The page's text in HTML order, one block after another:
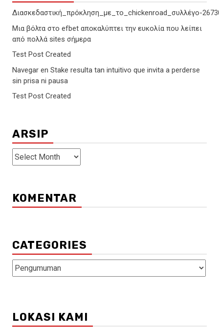
Διασκεδαστική_πρόκληση_με_το_chickenroad_συλλέγο-
Μια βόλτα στο efbet αποκαλύπτει την ευκολία που λείπει
από πολλά sites σήμερα
Test Post Created
Navegar en Stake resulta tan intuitivo que invita a perderse
sin prisa ni pausa
Test Post Created
ARSIP
ARSIP
KOMENTAR
CATEGORIES
Categories
LOKASI KAMI